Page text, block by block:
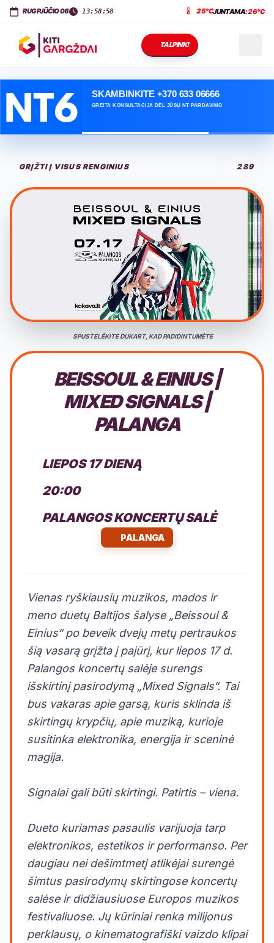
KITI GARGŽDAI Dariaus ir Girėno g. 11 LT-96143 Gargždai
RUGPJŪČIO 06 13:58:59 25°CJUNTAMA:26°C
TALPINK!
NAUJIENOS
PASLAUGOS
KONTAKTAI
SKAMBINKITE +370 633 06666
GREITA KONSULTACIJA DĖL JŪSŲ NT PARDAVIMO
GRĮŽTI Į VISUS RENGINIUS 289
SPUSTELĖKITE DUKART, KAD PADIDINTUMĖTE
BEISSOUL & EINIUS |
MIXED SIGNALS |
PALANGA
LIEPOS 17 DIENĄ
20:00
PALANGOS KONCERTŲ SALĖ
PALANGA
Vienas ryškiausių muzikos, mados ir
meno duetų Baltijos šalyse „Beissoul &
Einius“ po beveik dvejų metų pertraukos
šią vasarą grįžta į pajūrį, kur liepos 17 d.
Palangos koncertų salėje surengs
išskirtinį pasirodymą „Mixed Signals“. Tai
bus vakaras apie garsą, kuris sklinda iš
skirtingų krypčių, apie muziką, kurioje
susitinka elektronika, energija ir sceninė
magija.
Signalai gali būti skirtingi. Patirtis – viena.
Dueto kuriamas pasaulis varijuoja tarp
elektronikos, estetikos ir performanso. Per
daugiau nei dešimtmetį atlikėjai surengė
šimtus pasirodymų skirtingose koncertų
salėse ir didžiausiuose Europos muzikos
festivaliuose. Jų kūriniai renka milijonus
perklausų, o kinematografiški vaizdo klipai